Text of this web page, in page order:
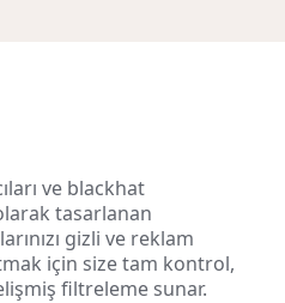
ve blackhat
tasarlanan
gizli ve reklam
için size tam kontrol,
filtreleme sunar.